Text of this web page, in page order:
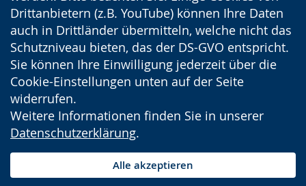
Drittanbietern (z.B. YouTube) können Ihre Daten
auch in Drittländer übermitteln, welche nicht das
Schutzniveau bieten, das der DS-GVO entspricht.
Sie können Ihre Einwilligung jederzeit über die
Cookie-Einstellungen unten auf der Seite
widerrufen.
Weitere Informationen finden Sie in unserer
Datenschutzerklärung.
Alle akzeptieren